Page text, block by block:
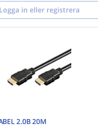
Logga in eller registrera
2.0B 20M